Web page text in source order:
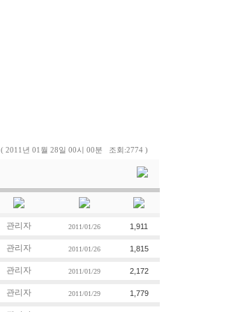
( 2011년 01월 28일 00시 00분 조회:2774 )
관리자 2011/01/26 1,911
관리자 2011/01/26 1,815
관리자 2011/01/29 2,172
관리자 2011/01/29 1,779